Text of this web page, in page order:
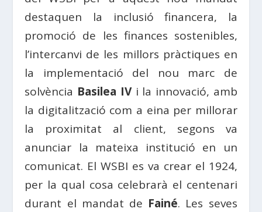
destaquen la inclusió financera, la
promoció de les finances sostenibles,
l’intercanvi de les millors pràctiques en
la implementació del nou marc de
solvència Basilea IVi la innovació, amb
la digitalització com a eina per millorar
la proximitat al client, segons va
anunciar la mateixa institució en un
comunicat. El WSBI es va crear el 1924,
per la qual cosa celebrarà el centenari
durant el mandat de Fainé. Les seves